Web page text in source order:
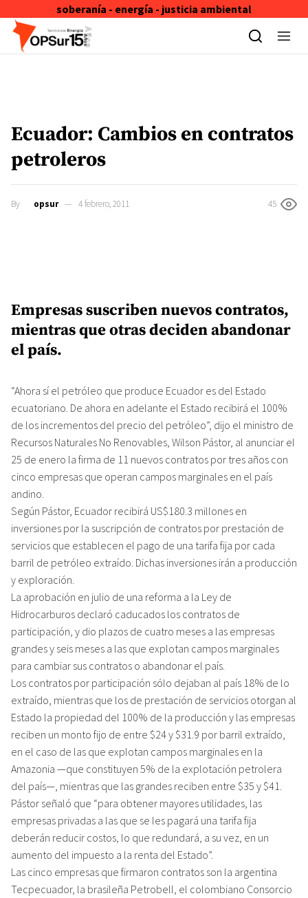
soberanía - energía - justicia ambiental
Skip to content
Ecuador: Cambios en contratos
petroleros
By opsur 4 febrero, 2011 45
Empresas suscriben nuevos contratos,
mientras que otras deciden abandonar
el país.
“Ahora sí el petróleo que produce Ecuador es del Estado
ecuatoriano. De ahora en adelante el Estado recibirá el 100%
de los incrementos del precio del petróleo”, dijo el ministro de
Recursos Naturales No Renovables, Wilson Pástor, al anunciar el
25 de enero la firma de 11 nuevos contratos por tres años con
cinco empresas que operan campos marginales en el país
andino.
Según Pástor, Ecuador recibirá US$180.3 millones en
inversiones por la suscripción de contratos por prestación de
servicios que establecen el pago de una tarifa fija por cada
barril de petróleo extraído. Dichas inversiones irán a producción
y exploración.
La aprobación en julio de una reforma a la Ley de
Hidrocarburos declaró caducados los contratos de
participación, y dio plazos de cuatro meses a las empresas
grandes y seis meses a las que explotan campos marginales
para cambiar sus contratos o abandonar el país.
Los contratos por participación sólo dejaban al país 18% de lo
extraído, mientras que los de prestación de servicios otorgan al
Estado la propiedad del 100% de la producción y las empresas
reciben un monto fijo de entre $24 y $31.9 por barril extraído,
en el caso de las que explotan campos marginales en la
Amazonia —que constituyen 5% de la explotación petrolera
del país—, mientras que las grandes reciben entre $35 y $41.
Pástor señaló que “para obtener mayores utilidades, las
empresas privadas a las que se les pagará una tarifa fija
deberán reducir costos, lo que redundará, a su vez, en un
aumento del impuesto a la renta del Estado”.
Las cinco empresas que firmaron contratos son la argentina
Tecpecuador, la brasileña Petrobell, el colombiano Consorcio